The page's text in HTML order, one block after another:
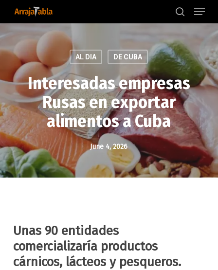
content
search
Menu
AL DIA DE CUBA
Interesadas empresas
Rusas en exportar
alimentos a Cuba
June 4, 2026
Unas 90 entidades
comercializaría productos
cárnicos, lácteos y pesqueros.